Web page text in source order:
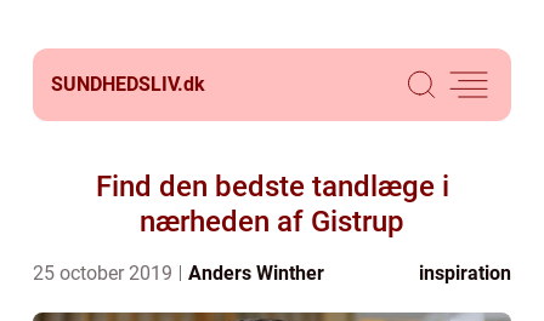
SUNDHEDSLIV.dk
Find den bedste tandlæge i
nærheden af Gistrup
25 october 2019 Anders Winther inspiration